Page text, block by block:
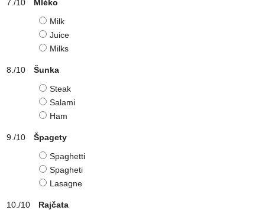
Mléko
Milk
Juice
Milks
Šunka
Steak
Salami
Ham
Špagety
Spaghetti
Spagheti
Lasagne
Rajčata